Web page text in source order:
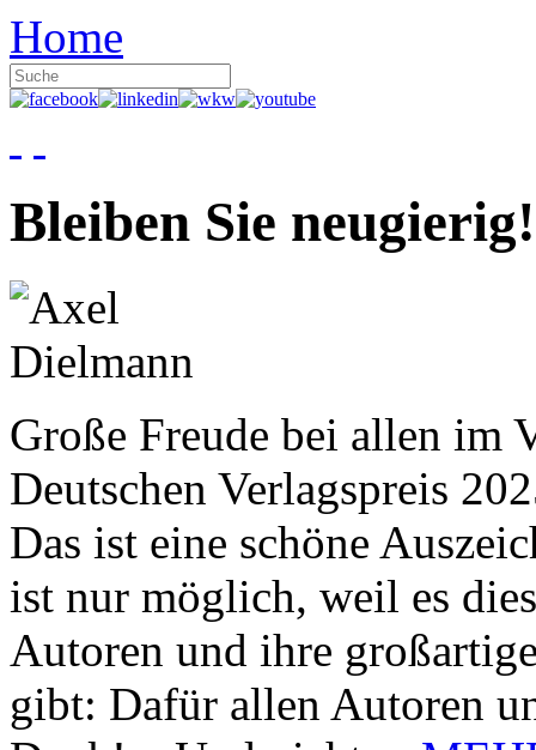
Home
Bleiben Sie neugierig!
Große Freude bei allen im
Deutschen Verlagspreis
Das ist eine schöne
ist nur möglich, weil es
Autoren und ihre
gibt: Dafür allen Autoren